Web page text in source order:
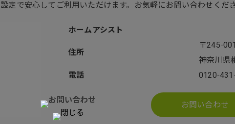
定で安心してご利用いただけます。お気軽にお問い合わせくださ
ホームアシスト
住所
〒245-
神奈川県
電話
0120-
お問い合わせ